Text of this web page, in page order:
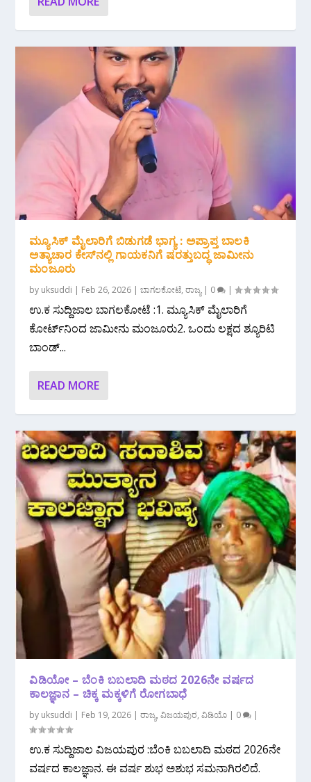
ಮ್ಯೂಸಿಕ್ ಮೈಲಾರಿಗೆ ಬಿಡುಗಡೆ ಭಾಗ್ಯ : ಅಪ್ರಾಪ್ತ ಬಾಲಕಿ
ಅತ್ಯಾಚಾರ ಕೇಸ್‌ನಲ್ಲಿ ಗಾಯಕನಿಗೆ ಷರತ್ತುಬದ್ಧ ಜಾಮೀನು
ಮಂಜೂರು
by uksuddi | Feb 26, 2026 |ಬಾಗಲಕೋಟೆ,ರಾಜ್ಯ| 0 |
ಉ.ಕ ಸುದ್ದಿಜಾಲ ಬಾಗಲಕೋಟೆ :1. ಮ್ಯೂಸಿಕ್ ಮೈಲಾರಿಗೆ
ಕೋರ್ಟ್‌ನಿಂದ ಜಾಮೀನು ಮಂಜೂರು2. ಒಂದು ಲಕ್ಷದ ಶ್ಯೂರಿಟಿ
ಬಾಂಡ್...
READ MORE
ವಿಡಿಯೋ‌ – ಬೆಂಕಿ ಬಬಲಾದಿ ಮಠದ 2026ನೇ ವರ್ಷದ
ಕಾಲಜ್ಞಾನ – ಚಿಕ್ಕ ಮಕ್ಕಳಿಗೆ ರೋಗಬಾಧೆ
by uksuddi | Feb 19, 2026 |ರಾಜ್ಯ,ವಿಜಯಪುರ,ವಿಡಿಯೊ | 0 |
ಉ.ಕ ಸುದ್ದಿಜಾಲ ವಿಜಯಪುರ :ಬೆಂಕಿ ಬಬಲಾದಿ ಮಠದ 2026ನೇ
ವರ್ಷದ ಕಾಲಜ್ಞಾನ.‌ ಈ ವರ್ಷ ಶುಭ ಅಶುಭ ಸಮನಾಗಿರಲಿದೆ.